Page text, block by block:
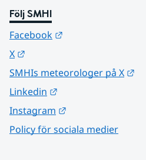
Följ SMHI
Facebook
X
SMHIs meteorologer på X
Linkedin
Instagram
Policy för sociala medier